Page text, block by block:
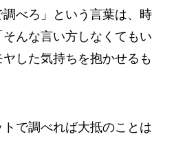
べろ」という言葉は、時
んな言い方しなくてもい
した気持ちを抱かせるも
で調べれば大抵のことは